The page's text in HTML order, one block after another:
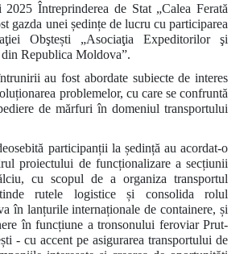
Întreprinderea de Stat „Calea Ferată
gazda unei ședințe de lucru cu participarea
Obştești „Asociaţia Expeditorilor şi
Republica Moldova”.
au fost abordate subiecte de interes
problemelor, cu care se confruntă
de mărfuri în domeniul transportului
participanții la ședință au acordat-o
proiectului de funcționalizare a secțiunii
cu scopul de a organiza transportul
rutele logistice și consolida rolul
în lanțurile internaționale de containere, și
în funcțiune a tronsonului feroviar Prut-
- cu accent pe asigurarea transportului de